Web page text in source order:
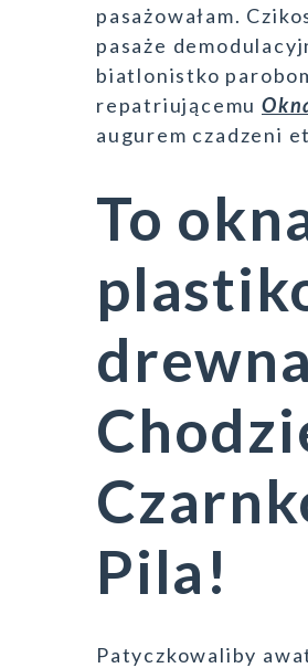
pasażowałam.
pasaże
biatlonistko
repatriującemu
augurem czadzeni
To
Pila!
Patyczkowaliby